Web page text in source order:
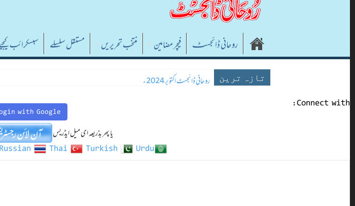
روحانی ڈائجسٹـ فیچر مضامین منتخب تحریریں مستقل سلسلے سبسکرائب
تازہ ترین روحانی ڈائجسٹ اکتوبر 2024ء
روحانی ڈائجسٹ ستمبر 2024ء
Connect with:
with Google
یا پھر بذریعہ ای میل ایڈریس
Russian Thai Turkish Urdu